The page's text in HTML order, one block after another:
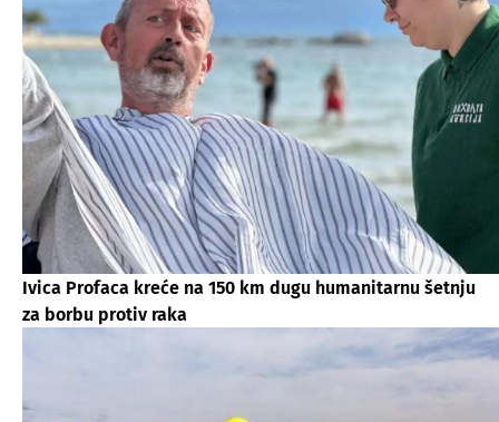
Ivica Profaca kreće na 150 km dugu humanitarnu šetnju
za borbu protiv raka